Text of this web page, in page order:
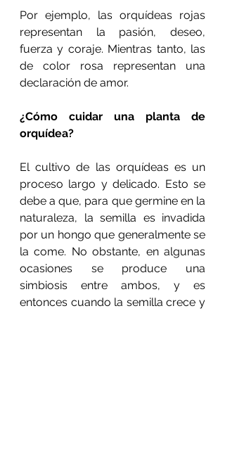
Por ejemplo, las orquídeas rojas
representan la pasión, deseo,
fuerza y coraje. Mientras tanto, las
de color rosa representan una
declaración de amor.
¿Cómo cuidar una planta de
orquídea?
El cultivo de las orquídeas es un
proceso largo y delicado. Esto se
debe a que, para que germine en la
naturaleza, la semilla es invadida
por un hongo que generalmente se
la come. No obstante, en algunas
ocasiones se produce una
simbiosis entre ambos, y es
entonces cuando la semilla crece y